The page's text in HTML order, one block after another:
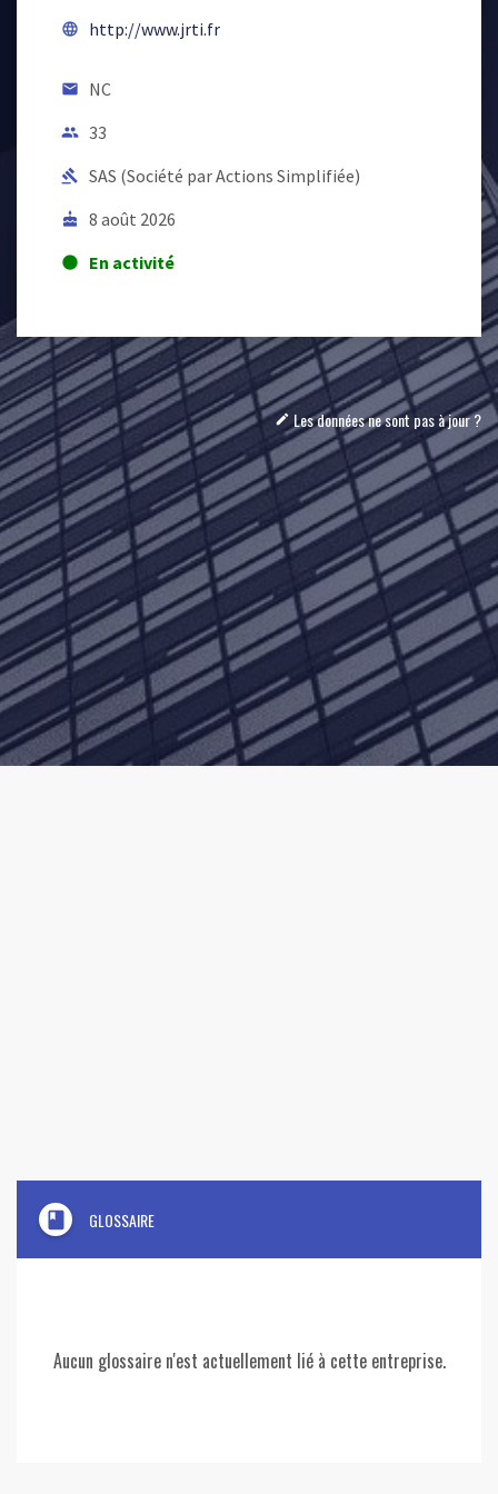
language http://www.jrti.fr
email NC
people 33
gavel SAS (Société par Actions Simplifiée)
cake 8 août 2026
lens En activité
mode_edit Les données ne sont pas à jour ?
book GLOSSAIRE
Aucun glossaire n'est actuellement lié à cette entreprise.